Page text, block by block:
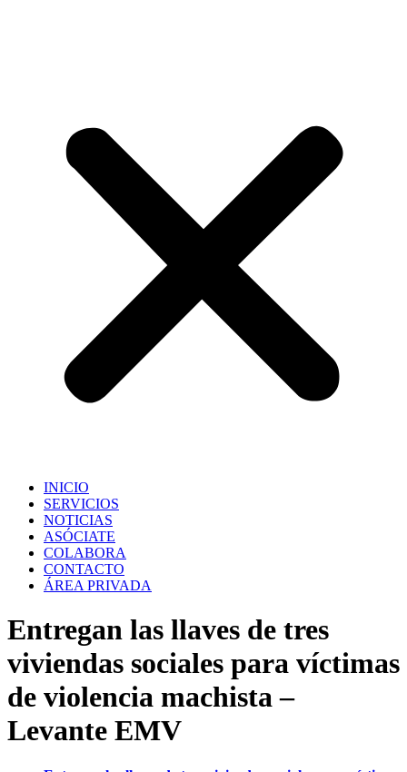
INICIO
SERVICIOS
NOTICIAS
ASÓCIATE
COLABORA
CONTACTO
ÁREA PRIVADA
Entregan las llaves de tres
viviendas sociales para víctimas
de violencia machista –
Levante EMV